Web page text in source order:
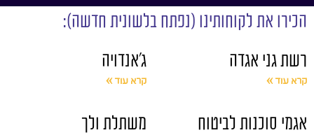
הכירו את לקוחותינו (נפתח בלשונית חדשה):
רשת גני אגדה
קרא עוד »
ג'אנדויה
קרא עוד »
אגמי סוכנות לביטוח משתלת ולך